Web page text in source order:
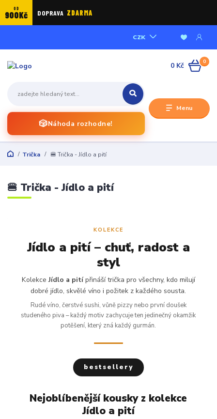
OD
900Kč DOPRAVA ZDARMA
Menu
CZK
🎲Náhoda rozhodne!
0
0 Kč
Trička 🍔 Trička - Jídlo a pití
🍔 Trička - Jídlo a pití
KOLEKCE
Jídlo a pití – chuť, radost a
styl
KolekceJídlo a pitípřináší trička pro všechny, kdo milují
dobré jídlo, skvělé víno i požitek z každého sousta.
Rudé víno, čerstvé sushi, vůně pizzy nebo první doušek
studeného piva – každý motiv zachycuje ten jedinečný okamžik
potěšení, který zná každý gurmán.
bestsellery
Nejoblíbenější kousky z kolekce
Jídlo a pití